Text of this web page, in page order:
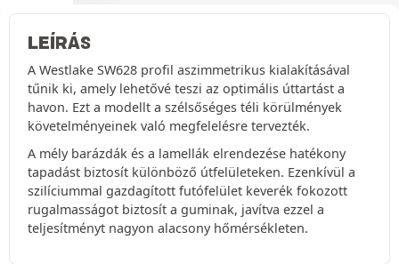
LEÍRÁS
A Westlake SW628 profil aszimmetrikus kialakításával
tűnik ki, amely lehetővé teszi az optimális úttartást a
havon. Ezt a modellt a szélsőséges téli körülmények
követelményeinek való megfelelésre tervezték.
A mély barázdák és a lamellák elrendezése hatékony
tapadást biztosít különböző útfelületeken. Ezenkívül a
szilíciummal gazdagított futófelület keverék fokozott
rugalmasságot biztosít a guminak, javítva ezzel a
teljesítményt nagyon alacsony hőmérsékleten.